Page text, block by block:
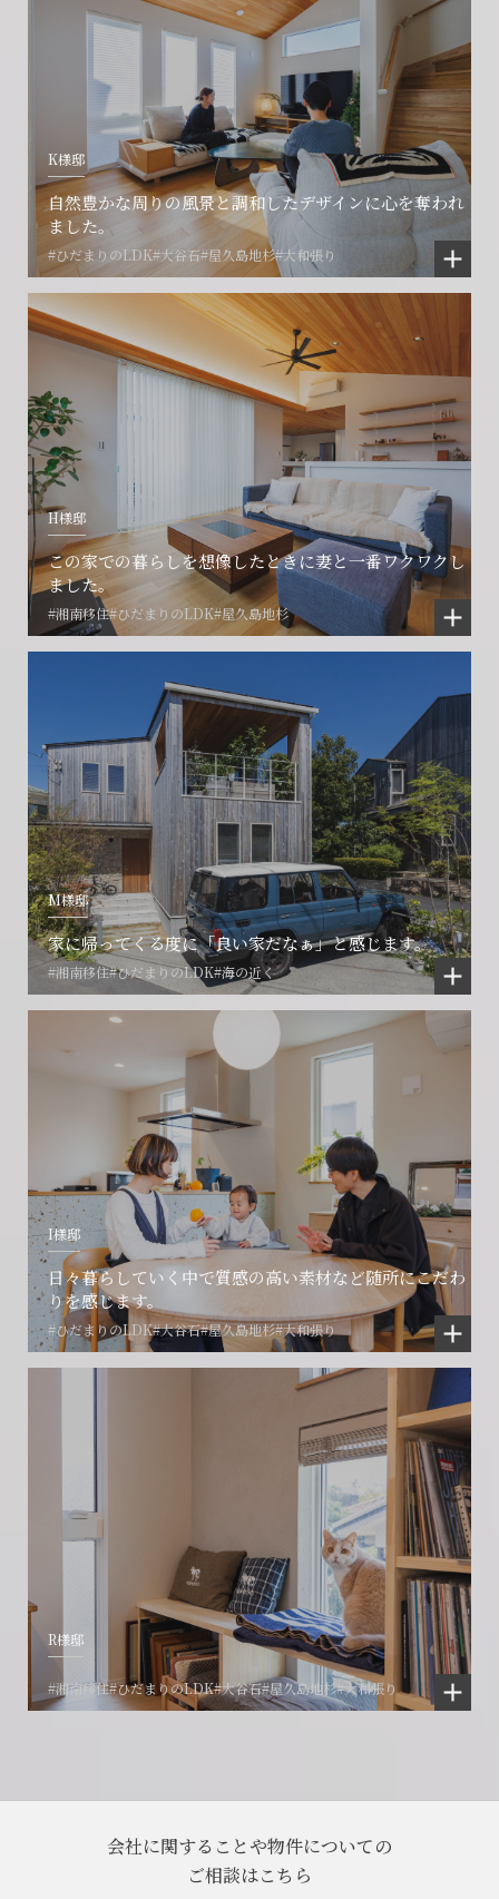
K様邸
自然豊かな周りの風景と調和したデザインに心を奪われ
ました。
#ひだまりのLDK#大谷石#屋久島地杉#大和張り
H様邸
この家での暮らしを想像したときに妻と一番ワクワクし
ました。
#湘南移住#ひだまりのLDK#屋久島地杉
M様邸
家に帰ってくる度に「良い家だなぁ」と感じます。
#湘南移住#ひだまりのLDK#海の近く
I様邸
日々暮らしていく中で質感の高い素材など随所にこだわ
りを感じます。
#ひだまりのLDK#大谷石#屋久島地杉#大和張り
R様邸
#湘南移住#ひだまりのLDK#大谷石#屋久島地杉#大和張り
会社に関することや物件についての
ご相談はこちら
フォームからのお問い合わせ
CONTACT
お電話でのお問い合わせ
0466-24-2478
営業時間9:30~18:30 水曜定休
閉じる
賃貸物件入居者様の
お困りごとのご相談はこちら
解約のお申し込み
CONTACT
プロコール24ご利用の方
0120-073-386
閉じる
土地の活用・賃貸経営に関する
ご相談はこちら
フォームからのお問い合わせ
CONTACT
賃貸管理事業部へのお問い合わせ
0466-24-2478
営業時間9:30~18:30 水曜定休
閉じる
会社に関することや物件についての
ご相談はこちら